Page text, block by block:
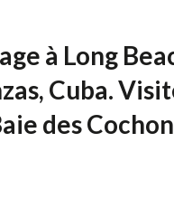
à Long
Cuba.
des